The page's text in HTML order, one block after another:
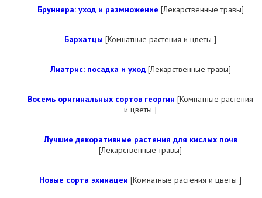
Бруннера: уход и размножение [Лекарственные травы]
Бархатцы [Комнатные растения и цветы ]
Лиатрис: посадка и уход[Лекарственные травы]
Восемь оригинальных сортов георгин [Комнатные растения
и цветы ]
Лучшие декоративные растения для кислых почв
[Лекарственные травы]
Новые сорта эхинацеи [Комнатные растения и цветы ]